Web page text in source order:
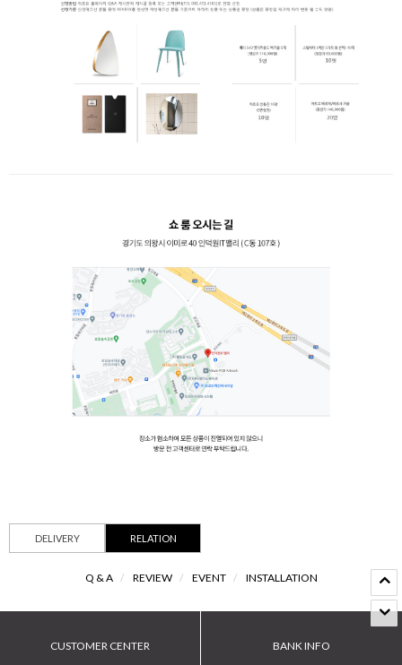
DELIVERY RELATION
Q & A / REVIEW / EVENT / INSTALLATION
CUSTOMER CENTER BANK INFO